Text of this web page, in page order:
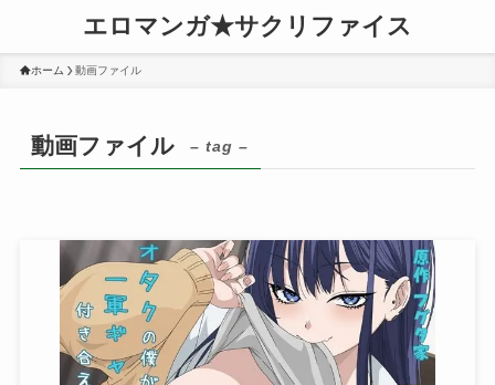
エロマンガ★サクリファイス
ホーム 動画ファイル
動画ファイル – tag –